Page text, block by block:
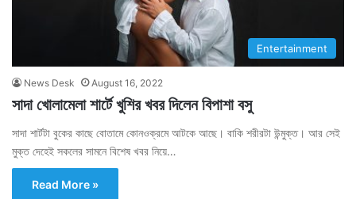
Entertainment
News Desk August 16, 2022
সাদা খোলামেলা শার্টে খুশির খবর দিলেন বিপাশা বসু
সাদা শার্টটা বুকের কাছে বোতামে কোনওক্রমে আটকে আছে। বাকি শরীরটা উন্মুক্ত। আর সেই
মুক্ত দেহেই সকলের সামনে বিশেষ খবর নিয়ে…
Read More »